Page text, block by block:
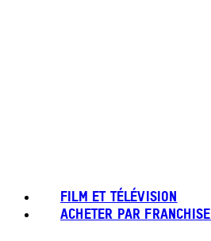
FILM ET TÉLÉVISION
ACHETER PAR FRANCHISE